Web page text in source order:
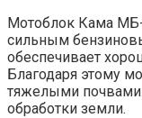
Мотоблок Кама
сильным
обеспечивает
Благодаря этому
тяжелыми почвами
обработки земли.